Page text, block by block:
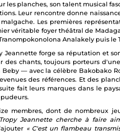
les planches, son talent musical
Leur rencontre donne
Les premières
véritable foyer théâtral de
Analakely puis le
Jeannette forge sa réputation et
des chants, toujours porteurs
Beby — avec la célèbre Bakobako
des références. Et des
fait leurs marques dans le
membres, dont de nombreux
Jeannette cherche à faire
« C'est un flambeau